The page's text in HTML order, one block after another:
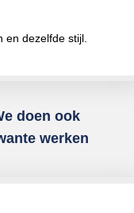
dezelfde stijl.
doen ook
werken